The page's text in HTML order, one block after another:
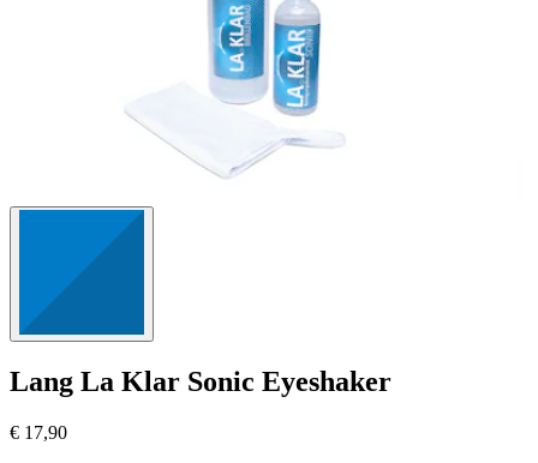
Lang La Klar Sonic Eyeshaker
€ 17,90